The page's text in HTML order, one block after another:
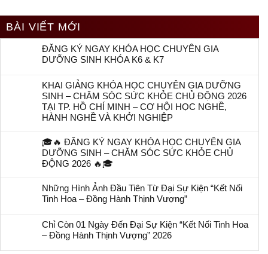
BÀI VIẾT MỚI
ĐĂNG KÝ NGAY KHÓA HỌC CHUYÊN GIA
DƯỠNG SINH KHÓA K6 & K7
KHAI GIẢNG KHÓA HỌC CHUYÊN GIA DƯỠNG
SINH – CHĂM SÓC SỨC KHỎE CHỦ ĐỘNG 2026
TẠI TP. HỒ CHÍ MINH – CƠ HỘI HỌC NGHỀ,
HÀNH NGHỀ VÀ KHỞI NGHIỆP
🎓🔥 ĐĂNG KÝ NGAY KHÓA HỌC CHUYÊN GIA
DƯỠNG SINH – CHĂM SÓC SỨC KHỎE CHỦ
ĐỘNG 2026 🔥🎓
Những Hình Ảnh Đầu Tiên Từ Đại Sự Kiện “Kết Nối
Tinh Hoa – Đồng Hành Thịnh Vượng”
Chỉ Còn 01 Ngày Đến Đại Sự Kiện “Kết Nối Tinh Hoa
– Đồng Hành Thịnh Vượng” 2026